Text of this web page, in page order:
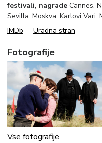
festivali, nagrade Cannes.
Sevilla. Moskva. Karlovi Vari.
IMDb
Uradna stran
Fotografije
Vse fotografije